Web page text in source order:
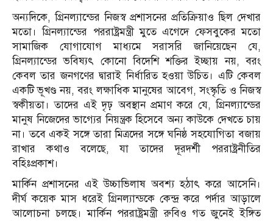
অন্যদিকে, গ্রিনল্যান্ডের নিজস্ব প্রশাসনের প্রতিক্রিয়াও ছিল দেখার
মতো। গ্রিনল্যান্ডের পররাষ্ট্রমন্ত্রী মুতে এগেদে ফেসবুকের মতো
সামাজিক যোগাযোগ মাধ্যমে সরাসরি জানিয়েছেন যে,
গ্রিনল্যান্ডের ভবিষ্যৎ কোনো বিদেশি শক্তির ইচ্ছায় নয়, বরং
কেবল তার জনগণের দ্বারাই নির্ধারিত হওয়া উচিত। এটি কেবল
একটি ভূখণ্ড নয়, বরং লক্ষাধিক মানুষের আবেগ, সংস্কৃতি ও নিজস্ব
স্বকীয়তা। তাদের এই দৃঢ় অবস্থান প্রমাণ করে যে, গ্রিনল্যান্ডের
মানুষ নিজেদের ভাগ্যের নিয়ন্ত্রক হিসেবে অন্য কাউকে দেখতে চায়
না। তবে একই সঙ্গে তারা মিত্রদের সঙ্গে ঘনিষ্ঠ সহযোগিতা বজায়
রাখার কথাও বলেছে, যা তাদের দূরদর্শী পররাষ্ট্রনীতির
বহিঃপ্রকাশ।
মার্কিন প্রশাসনের এই উচ্চাভিলাষ অবশ্য হঠাৎ করে আসেনি।
দীর্ঘ কয়েক মাস ধরেই গ্রিনল্যান্ডকে কেন্দ্র করে পর্দার আড়ালে
আলোচনা চলছে। মার্কিন পররাষ্ট্রমন্ত্রী রুবিও গত জুনেই ইঙ্গিত